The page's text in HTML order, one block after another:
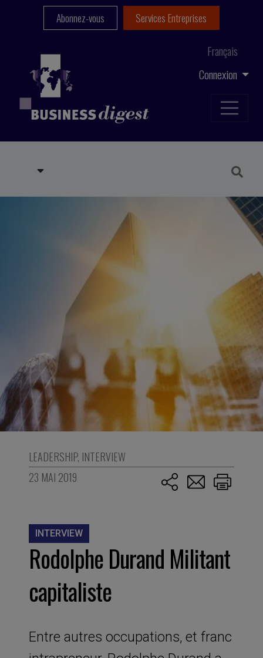
Connexion
Français
Abonnez-vous Services Entreprises
LEADERSHIP, INTERVIEW
23 MAI 2019
INTERVIEW
Rodolphe Durand Militant
capitaliste
Entre autres occupations, et franc